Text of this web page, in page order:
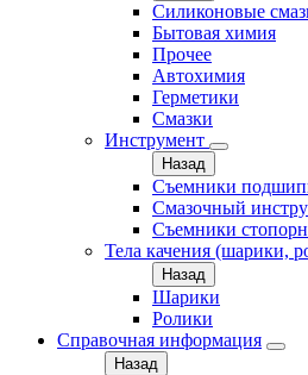
Силиконовые
Бытовая химия
Прочее
Автохимия
Герметики
Смазки
Инструмент
Назад
Съемники
Смазочный
Съемники
Тела качения (шарики,
Назад
Шарики
Ролики
Справочная информация
Назад